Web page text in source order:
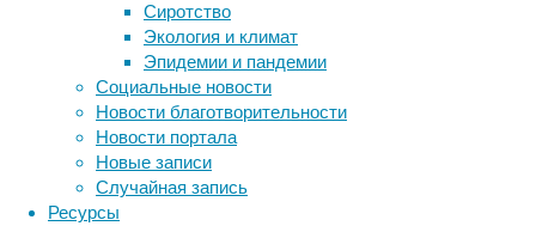
Сиротство
Экология и климат
Эпидемии и пандемии
Социальные новости
Новости благотворительности
Новости портала
Новые записи
Случайная запись
Ресурсы
помощью
электрической
стимуляции
срединного
нерва
через
запястье.